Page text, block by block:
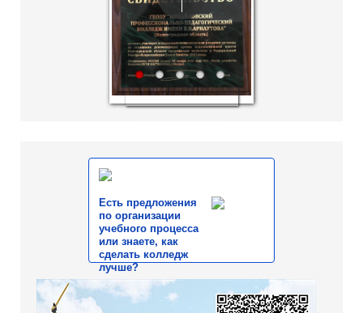
1 2 3 4 5
Есть предложения
по организации
учебного процесса
или знаете, как
сделать колледж
лучше?